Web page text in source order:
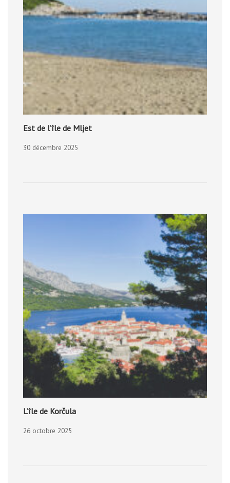
Est de l’île de Mljet
30 décembre 2025
L’île de Korčula
26 octobre 2025